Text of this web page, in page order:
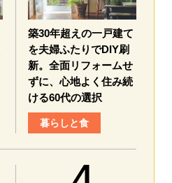
築30年超えの一戸建て
を夫婦ふたりでDIY刷
新。全面リフォームせ
ずに、心地よく住み続
ける60代の選択
暮らしと食